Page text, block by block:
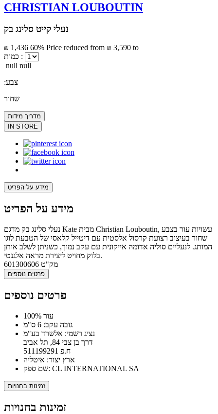
CHRISTIAN LOUBOUTIN
נעלי קייט סלינג בק
₪ 1,436 60% Price reduced from₪ 3,590 to
כמות :
null null
:צבע
שחור
מדריך מידות
IN STORE
מידע על הפריט
מידע על הפריט
נעלי סלינג בק מדגם Kate מבית Christian Louboutin, עשויות עור בצבע
שחור בעיצוב רצועת קרסול אלסטית עם דיטייל קלאסי של הטבעת לוגו
המותג. לנעליים סוליה אדומה אייקונית עם עקב נמוך, כשניתן לשלב אותן
בלוק מחויט ליצירת מראה אלגנטי.
מק"ט 601300606
פרטים נוספים
פרטים נוספים
100% עור
גובה עקב: 6 ס"מ
נציג רשמי: אלשרד בע"מ
דרך בן צבי 84, תל אביב
ח.פ 511199291
ארץ יצור: איטליה
שם ספק: CL INTERNATIONAL SA
זמינות בחנויות
זמינות בחנויות